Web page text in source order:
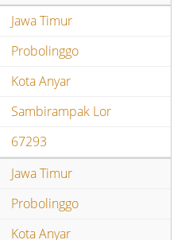
Jawa Timur
Probolinggo
Kota Anyar
Sambirampak Lor
67293
Jawa Timur
Probolinggo
Kota Anyar